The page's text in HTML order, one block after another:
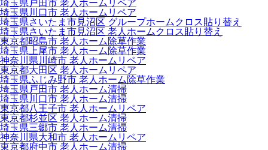
埼玉県戸田市 老人ホームリペア
埼玉県川口市 老人ホームリペア
埼玉県さいたま市見沼区 グループホームクロス貼り替え
埼玉県さいたま市見沼区 老人ホームクロス貼り替え
東京都昭島市 老人ホーム除草作業
埼玉県上尾市 老人ホーム除草作業
神奈川県川崎市 老人ホームリペア
東京都大田区 老人ホームリペア
埼玉県ふじみ野市 老人ホーム除草作業
埼玉県戸田市 老人ホーム清掃
埼玉県川口市 老人ホーム清掃
東京都八王子市 老人ホームリペア
東京都杉並区 老人ホーム清掃
埼玉県三郷市 老人ホーム清掃
神奈川県大和市 老人ホームリペア
東京都府中市 老人ホーム清掃